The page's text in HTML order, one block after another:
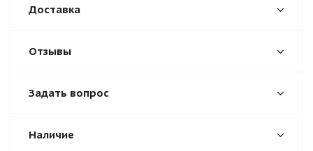
Доставка
Отзывы
Задать вопрос
Наличие